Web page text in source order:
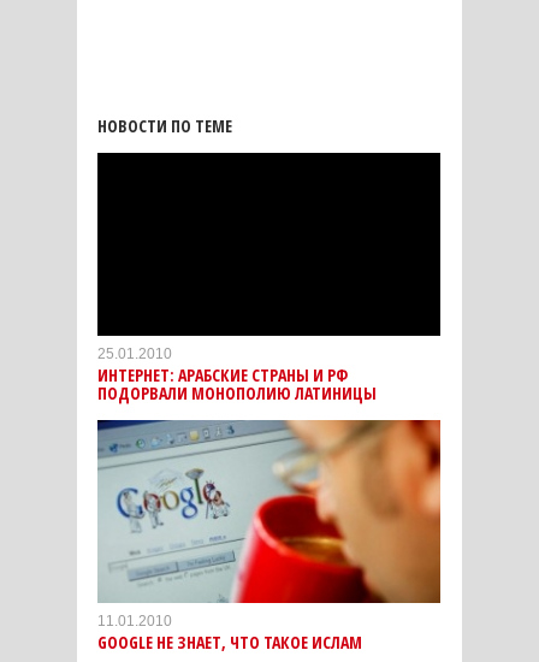
НОВОСТИ ПО ТЕМЕ
25.01.2010
ИНТЕРНЕТ: АРАБСКИЕ СТРАНЫ И РФ
ПОДОРВАЛИ МОНОПОЛИЮ ЛАТИНИЦЫ
11.01.2010
GOOGLE НЕ ЗНАЕТ, ЧТО ТАКОЕ ИСЛАМ